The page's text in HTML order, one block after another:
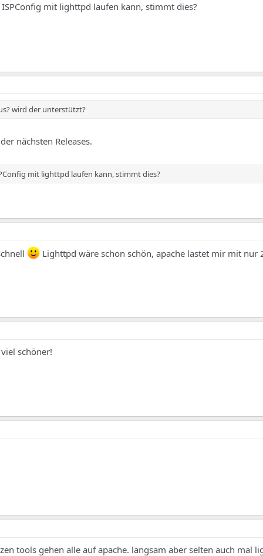
mit lighttpd laufen kann, stimmt dies?
wird der unterstützt?
nächsten Releases.
mit lighttpd laufen kann, stimmt dies?
Lighttpd wäre schon schön, apache lastet mir mit nur
schöner!
tools gehen alle auf apache. langsam aber selten auch mal